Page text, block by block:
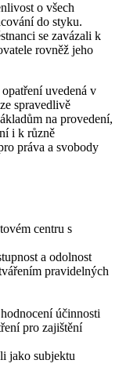
o všech
do styku.
se zavázali k
rovněž jeho
uvedená v
spravedlivě
na provedení,
i k různě
práva a svobody
centru s
a odolnost
pravidelných
účinnosti
pro zajištění
jako subjektu